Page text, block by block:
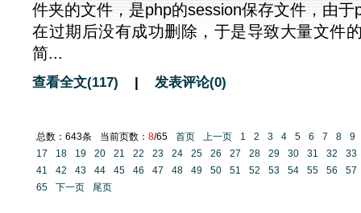
件夹的文件，是php的session保存文件，由于
在过期后没有成功删除，于是导致大量文件
简...
查看全文(117) | 发表评论(0)
总数：643条 当前页数： 8/65 首页 上一页 1 2 3 4 5 6 7 8
9
17
18 19 20 21 22 23 24 25 26 27 28 29 30 31 32
33
41
42 43 44 45 46 47 48 49 50 51 52 53 54 55 56
57
65
下一页 尾页